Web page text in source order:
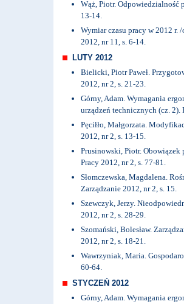
Wąż, Piotr. Odpowiedzialność
13-14.
Wymiar czasu pracy w 2012 r.
2012, nr 11, s. 6-14.
LUTY 2012
Bielicki, Piotr Paweł.
2012, nr 2, s. 21-23.
Górny, Adam. Wymagania
urządzeń technicznych (cz. 2).
Pęciłło, Małgorzata.
2012, nr 2, s. 13-15.
Prusinowski, Piotr. Obowiązek
Pracy 2012, nr 2, s. 77-81.
Słomczewska, Magdalena.
Zarządzanie 2012, nr 2, s. 15.
Szewczyk, Jerzy.
2012, nr 2, s. 28-29.
Szomański, Bolesław.
2012, nr 2, s. 18-21.
Wawrzyniak, Maria.
60-64.
STYCZEŃ 2012
Górny, Adam. Wymagania